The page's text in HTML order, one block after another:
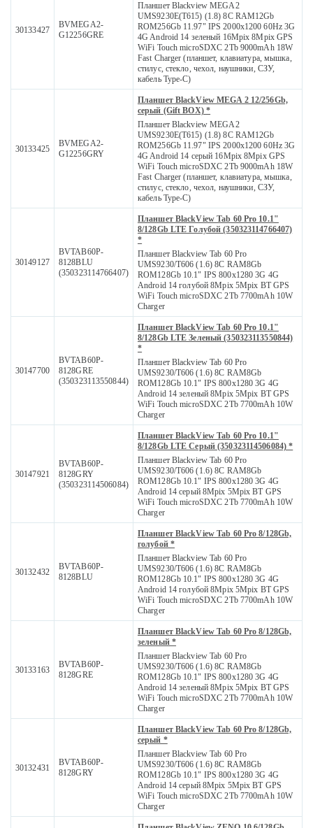
30133427
BVMEGA2-
G12256GRE
Планшет Blackview MEGA2
UMS9230E(T615) (1.8) 8C RAM12Gb
ROM256Gb 11.97" IPS 2000x1200 60Hz 3G
4G Android 14 зеленый 16Mpix 8Mpix GPS
WiFi Touch microSDXC 2Tb 9000mAh 18W
Fast Charger (планшет, клавиатура, мышка,
стилус, стекло, чехол, наушники, СЗУ,
кабель Type-C)
30133425
BVMEGA2-
G12256GRY
Планшет BlackView MEGA 2 12/256Gb,
серый (Gift BOX) *
Планшет Blackview MEGA2
UMS9230E(T615) (1.8) 8C RAM12Gb
ROM256Gb 11.97" IPS 2000x1200 60Hz 3G
4G Android 14 серый 16Mpix 8Mpix GPS
WiFi Touch microSDXC 2Tb 9000mAh 18W
Fast Charger (планшет, клавиатура, мышка,
стилус, стекло, чехол, наушники, СЗУ,
кабель Type-C)
30149127
BVTAB60P-
8128BLU
(350323114766407)
Планшет BlackView Tab 60 Pro 10.1"
8/128Gb LTE Голубой (350323114766407)
*
Планшет Blackview Tab 60 Pro
UMS9230/T606 (1.6) 8C RAM8Gb
ROM128Gb 10.1" IPS 800x1280 3G 4G
Android 14 голубой 8Mpix 5Mpix BT GPS
WiFi Touch microSDXC 2Tb 7700mAh 10W
Charger
30147700
BVTAB60P-
8128GRE
(350323113550844)
Планшет BlackView Tab 60 Pro 10.1"
8/128Gb LTE Зеленый (350323113550844)
*
Планшет Blackview Tab 60 Pro
UMS9230/T606 (1.6) 8C RAM8Gb
ROM128Gb 10.1" IPS 800x1280 3G 4G
Android 14 зеленый 8Mpix 5Mpix BT GPS
WiFi Touch microSDXC 2Tb 7700mAh 10W
Charger
30147921
BVTAB60P-
8128GRY
(350323114506084)
Планшет BlackView Tab 60 Pro 10.1"
8/128Gb LTE Серый (350323114506084) *
Планшет Blackview Tab 60 Pro
UMS9230/T606 (1.6) 8C RAM8Gb
ROM128Gb 10.1" IPS 800x1280 3G 4G
Android 14 серый 8Mpix 5Mpix BT GPS
WiFi Touch microSDXC 2Tb 7700mAh 10W
Charger
30132432
BVTAB60P-
8128BLU
Планшет BlackView Tab 60 Pro 8/128Gb,
голубой *
Планшет Blackview Tab 60 Pro
UMS9230/T606 (1.6) 8C RAM8Gb
ROM128Gb 10.1" IPS 800x1280 3G 4G
Android 14 голубой 8Mpix 5Mpix BT GPS
WiFi Touch microSDXC 2Tb 7700mAh 10W
Charger
30133163
BVTAB60P-
8128GRE
Планшет BlackView Tab 60 Pro 8/128Gb,
зеленый *
Планшет Blackview Tab 60 Pro
UMS9230/T606 (1.6) 8C RAM8Gb
ROM128Gb 10.1" IPS 800x1280 3G 4G
Android 14 зеленый 8Mpix 5Mpix BT GPS
WiFi Touch microSDXC 2Tb 7700mAh 10W
Charger
30132431
BVTAB60P-
8128GRY
Планшет BlackView Tab 60 Pro 8/128Gb,
серый *
Планшет Blackview Tab 60 Pro
UMS9230/T606 (1.6) 8C RAM8Gb
ROM128Gb 10.1" IPS 800x1280 3G 4G
Android 14 серый 8Mpix 5Mpix BT GPS
WiFi Touch microSDXC 2Tb 7700mAh 10W
Charger